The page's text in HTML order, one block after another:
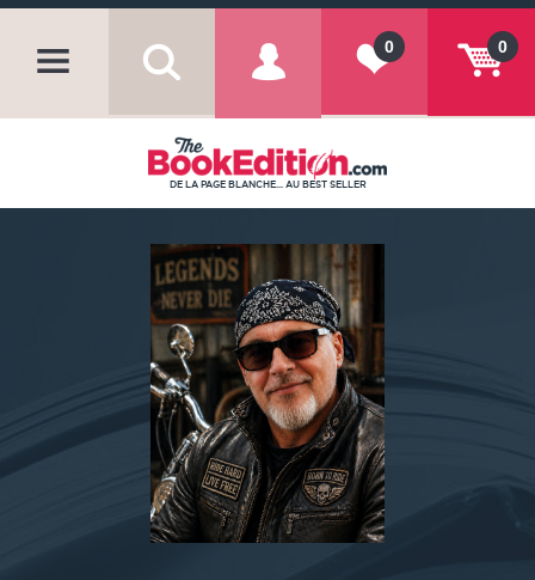
0
0
DE LA PAGE BLANCHE... AU BEST SELLER